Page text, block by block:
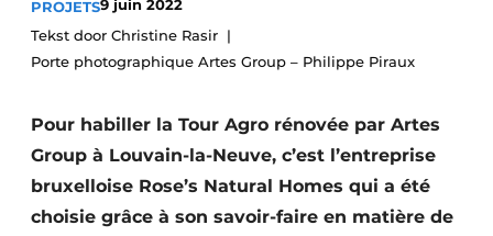
Video’s
Construction bois
Contrôle d’accès
PROJETS9 juin 2022
Tekst door Christine Rasir
Porte photographique Artes Group – Philippe Piraux
Pour habiller la Tour Agro rénovée par Artes
Group à Louvain-la-Neuve, c’est l’entreprise
bruxelloise Rose’s Natural Homes qui a été
choisie grâce à son savoir-faire en matière de